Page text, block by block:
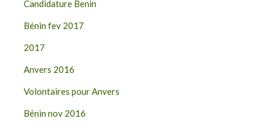
Candidature Benin
Bénin fev 2017
2017
Anvers 2016
Volontaires pour Anvers
Bénin nov 2016